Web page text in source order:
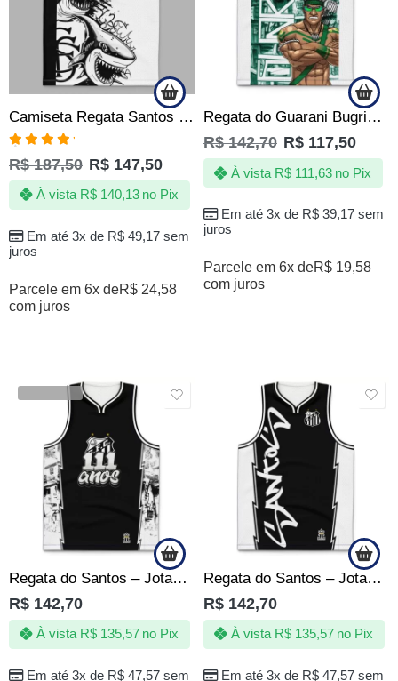
Camiseta Regata Santos Peixe Tubarão – Produto Oficial
Avaliação
5.00de 5
R$187,50 R$ 147,50
Em até 3x de R$49,17sem
juros
À vista R$140,13 no Pix
Parcele em 6x deR$ 24,58
com juros
Regata do Guarani Bugrino de Quebrada Produto Oficial
R$142,70 R$ 117,50
Em até 3x de R$39,17sem
juros
À vista R$111,63 no Pix
Parcele em 6x deR$ 19,58
com juros
Regata do Santos – Jotaz – 111 anos – Blackout – Masculino
R$ 142,70
Em até 3x de R$47,57sem
À vista R$135,57 no Pix
Regata do Santos – Jotaz – Grafite black – Masculino
R$ 142,70
Em até 3x de R$47,57sem
À vista R$135,57 no Pix